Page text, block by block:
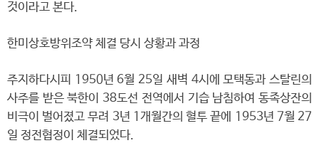
것이라고 본다.
한미상호방위조약 체결 당시 상황과 과정
주지하다시피 1950년 6월 25일 새벽 4시에 모택동과 스탈린의
사주를 받은 북한이 38도선 전역에서 기습 남침하여 동족상잔의
비극이 벌어졌고 무려 3년 1개월간의 혈투 끝에 1953년 7월 27
일 정전협정이 체결되었다.